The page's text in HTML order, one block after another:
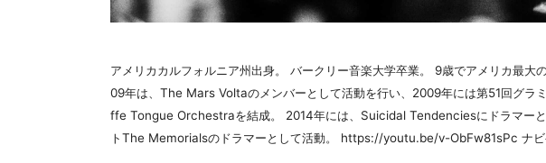
アメリカカルフォルニア州出身。 バークリー音楽大学卒業。 9歳でアメリカ最
09年は、The Mars Voltaのメンバーとして活動を行い、2009年には第51回グラ
ffe Tongue Orchestraを結成。 2014年には、Suicidal Tendenciesにドラマーと
トThe Memorialsのドラマーとして活動。 https://youtu.be/v-ObFw81sPc ナビ